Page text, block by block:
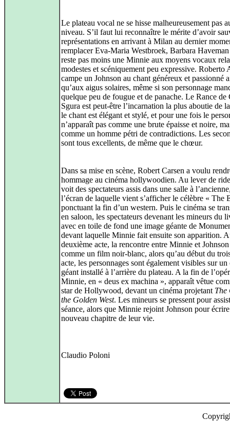
Le plateau vocal ne se hisse malheureusement pas
niveau. S’il faut lui reconnaître le mérite d’avoir
représentations en arrivant à Milan au dernier
remplacer Eva-Maria Westbroek, Barbara Haveman
reste pas moins une Minnie aux moyens vocaux
modestes et scéniquement peu expressive. Roberto
campe un Johnson au chant généreux et passionné
qu’aux aigus solaires, même si son personnage
quelque peu de fougue et de panache. Le Rance de
Sgura est peut-être l’incarnation la plus aboutie de
le chant est élégant et stylé, et pour une fois le
n’apparaît pas comme une brute épaisse et noire,
comme un homme pétri de contradictions. Les
sont tous excellents, de même que le chœur.
Dans sa mise en scène, Robert Carsen a voulu
hommage au cinéma hollywoodien. Au lever de
voit des spectateurs assis dans une salle à
l’écran de laquelle vient s’afficher le célèbre « The
ponctuant la fin d’un western. Puis le cinéma se
en saloon, les spectateurs devenant les mineurs du
avec en toile de fond une image géante de
devant laquelle Minnie fait ensuite son apparition.
deuxième acte, la rencontre entre Minnie et
comme un film noir-blanc, alors qu’au début du
acte, les personnages sont également visibles sur un
géant installé à l’arrière du plateau. A la fin de
Minnie, en « deus ex machina », apparaît vêtue
star de Hollywood, devant un cinéma projetant The
the Golden West. Les mineurs se pressent pour
séance, alors que Minnie rejoint Johnson pour
nouveau chapitre de leur vie.
Claudio Poloni